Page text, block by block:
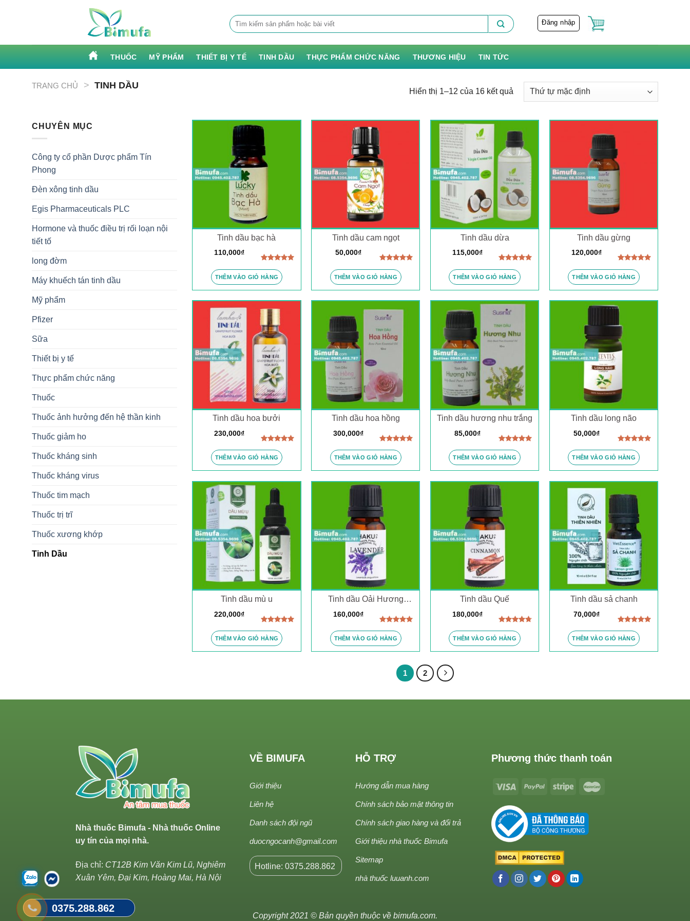
Tìm
kiếm:
Đăng nhập
THUỐC MỸ PHẨM THIẾT BỊ Y TẾ TINH DẦU THỰC PHẨM CHỨC NĂNG THƯƠNG HIỆU TIN TỨC
TRANG CHỦ > TINH DẦU
Hiển thị 1–12 của 16 kết quả
CHUYÊN MỤC
Công ty cổ phần Dược phẩm Tín
Phong
Đèn xông tinh dầu
Egis Pharmaceuticals PLC
Hormone và thuốc điều trị rối loạn nội
tiết tố
long đờm
Máy khuếch tán tinh dầu
Mỹ phẩm
Pfizer
Sữa
Thiết bị y tế
Thực phẩm chức năng
Thuốc
Thuốc ảnh hưởng đến hệ thần kinh
Thuốc giảm ho
Thuốc kháng sinh
Thuốc kháng virus
Thuốc tim mạch
Thuốc trị trĩ
Thuốc xương khớp
Tinh Dầu
Tinh dầu bạc hà
hạng 5.00
5 sao
110,000₫
THÊM VÀO GIỎ HÀNG
Tinh dầu cam ngọt
hạng 5.00
5 sao
50,000₫
THÊM VÀO GIỎ HÀNG
Tinh dầu dừa
hạng 5.00
5 sao
115,000₫
THÊM VÀO GIỎ HÀNG
Tinh dầu gừng
hạng 5.00
5 sao
120,000₫
THÊM VÀO GIỎ HÀNG
Tinh dầu hoa bưởi
hạng 5.00
5 sao
230,000₫
THÊM VÀO GIỎ HÀNG
Tinh dầu hoa hồng
hạng 5.00
5 sao
300,000₫
THÊM VÀO GIỎ HÀNG
Tinh dầu hương nhu trắng
hạng 5.00
5 sao
85,000₫
THÊM VÀO GIỎ HÀNG
Tinh dầu long não
hạng 5.00
5 sao
50,000₫
THÊM VÀO GIỎ HÀNG
Tinh dầu mù u
hạng 5.00
5 sao
220,000₫
THÊM VÀO GIỎ HÀNG
Tinh dầu Oải Hương
hạng 5.00
5 sao
160,000₫
THÊM VÀO GIỎ HÀNG
Tinh dầu Quế
hạng 4.50
5 sao
180,000₫
THÊM VÀO GIỎ HÀNG
Tinh dầu sả chanh
hạng 5.00
5 sao
70,000₫
THÊM VÀO GIỎ HÀNG
1 2
Nhà thuốc Bimufa - Nhà thuốc Online
uy tín của mọi nhà.
Địa chỉ: CT12B Kim Văn Kim Lũ, Nghiêm
Xuân Yêm, Đại Kim, Hoàng Mai, Hà Nội
VỀ BIMUFA
Giới thiệu
Liên hệ
Danh sách đội ngũ
duocngocanh@gmail.com
Hotline: 0375.288.862
HỖ TRỢ
Hướng dẫn mua hàng
Chính sách bảo mật thông tin
Chính sách giao hàng và đổi trả
Giới thiệu nhà thuốc Bimufa
Sitemap
nhà thuốc luuanh.com
Phương thức thanh toán
Copyright 2021 © Bản quyền thuộc về bimufa.com.
0375.288.862